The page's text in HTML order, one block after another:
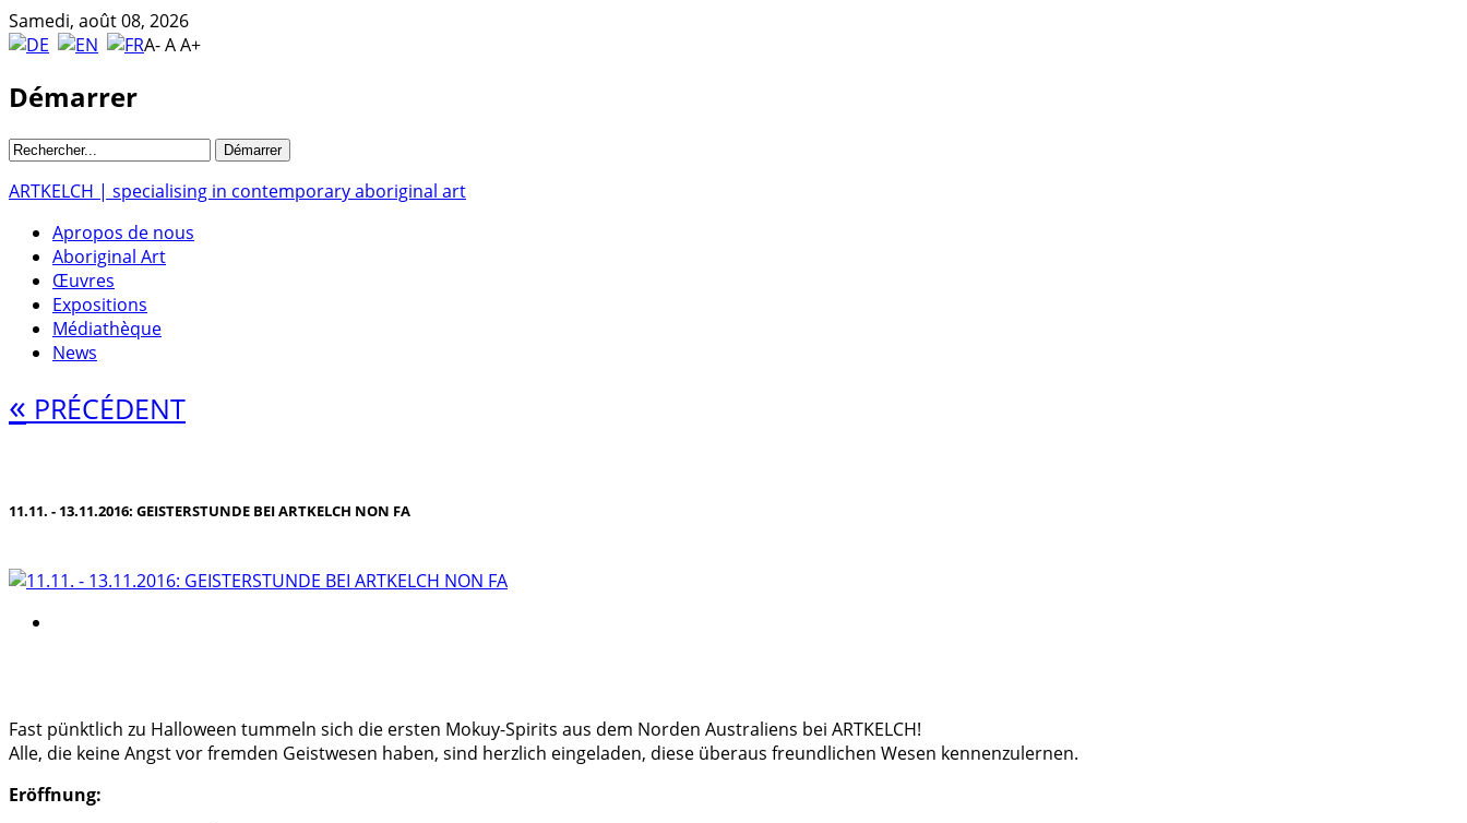
Samedi, août 08, 2026
A-AA+
Démarrer
ARTKELCH | specialising in contemporary aboriginal art
Apropos de nous
Aboriginal Art
Œuvres
Expositions
Médiathèque
News
« PRÉCÉDENT
11.11. - 13.11.2016: GEISTERSTUNDE BEI ARTKELCH NON FA
Fast pünktlich zu Halloween tummeln sich die ersten Mokuy-Spirits aus dem Norden Australiens bei ARTKELCH!
Alle, die keine Angst vor fremden Geistwesen haben, sind herzlich eingeladen, diese überaus freundlichen Wesen kennenzulernen.
Eröffnung: